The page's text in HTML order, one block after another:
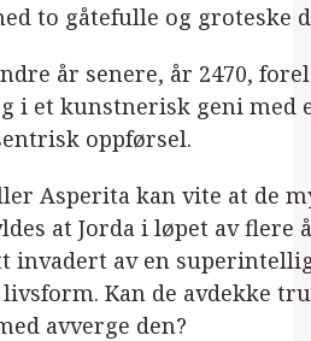
to gåtefulle og groteske
år senere, år 2470,
i et kunstnerisk geni med
oppførsel.
Asperita kan vite at de
at Jorda i løpet av flere
invadert av en
Kan de avdekke
avverge den?